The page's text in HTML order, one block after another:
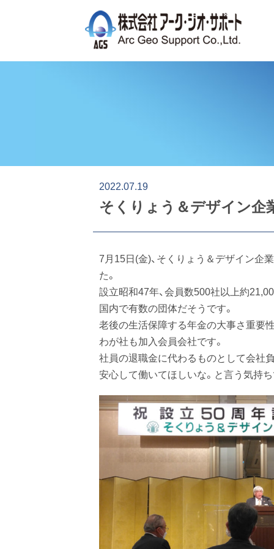
2022.07.19
そくりょう＆デザイン企
7月15日(金)、そくりょう＆デザイン企
た。
設立昭和47年、会員数500社以上約
国内で有数の団体だそうです。
老後の生活保障する年金の大事さ重要
わが社も加入会員会社です。
社員の退職金に代わるものとして会社
安心して働いてほしいな。と言う気持ち